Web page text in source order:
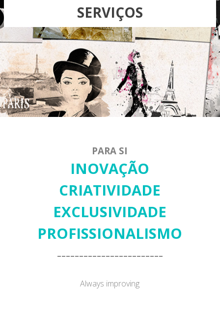
SERVIÇOS
PARA SI
INOVAÇÃO
CRIATIVIDADE
EXCLUSIVIDADE
PROFISSIONALISMO
------------------------
Always improving